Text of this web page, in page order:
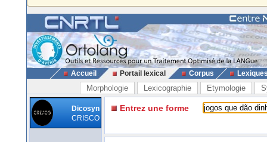
Accueil Portail lexical Corpus
Morphologie Lexicographie Etymologie
Dicosyn
CRISCO
Entrez une forme